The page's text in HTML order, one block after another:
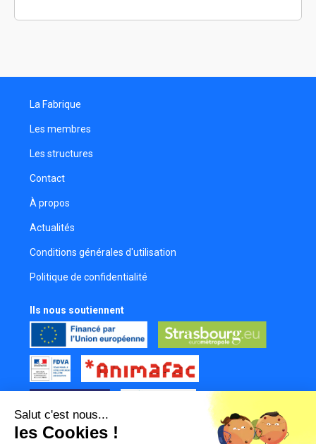
Samuel Werner
Perchiste son
Anais Demange
Thomas Sonnefrand
Réalisateur
Sylvia Lorentz
Réalisateur
Floriane Walter
Électricienne
Charlie Raw
Réalisateur
La Fabrique
Les membres
Les structures
Contact
À propos
Actualités
Conditions générales d'utilisation
Politique de confidentialité
Ils nous soutiennent
Tous nos partenaires
Salut c'est nous...
les Cookies !